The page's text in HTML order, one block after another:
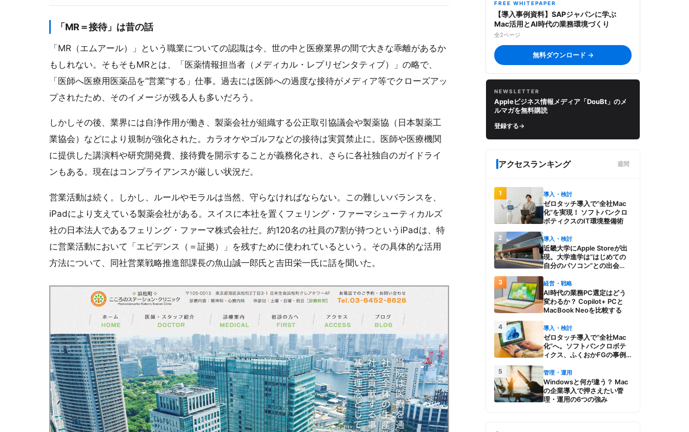
「MR＝接待」は昔の話
「MR（エムアール）」という職業についての認識は今、世の中と医療業界の間で大きな乖離があるか
もしれない。そもそもMRとは、「医薬情報担当者（メディカル・レプリゼンタティブ）」の略で、
「医師へ医療用医薬品を“営業”する」仕事。過去には医師への過度な接待がメディア等でクローズアッ
プされたため、そのイメージが残る人も多いだろう。
しかしその後、業界には自浄作用が働き、製薬会社が組織する公正取引協議会や製薬協（日本製薬工
業協会）などにより規制が強化された。カラオケやゴルフなどの接待は実質禁止に。医師や医療機関
に提供した講演料や研究開発費、接待費を開示することが義務化され、さらに各社独自のガイドライ
ンもある。現在はコンプライアンスが厳しい状況だ。
営業活動は続く。しかし、ルールやモラルは当然、守らなければならない。この難しいバランスを、
iPadにより支えている製薬会社がある。スイスに本社を置くフェリング・ファーマシューティカルズ
社の日本法人であるフェリング・ファーマ株式会社だ。約120名の社員の7割が持つというiPadは、特
に営業活動において「エビデンス（＝証拠）」を残すために使われているという。その具体的な活用
方法について、同社営業戦略推進部課長の魚山誠一郎氏と吉田栄一氏に話を聞いた。
FREE WHITEPAPER
【導入事例資料】SAPジャパンに学ぶ
Mac活用とAI時代の業務環境づくり
全2ページ
無料ダウンロード →
NEWSLETTER
Appleビジネス情報メディア「DouBt」のメ
ルマガを無料購読
登録する→
アクセスランキング 週間
1 導入・検討
ゼロタッチ導入で“全社Mac
化”を実現！ ソフトバンクロ
ボティクスのIT環境整備術
2 導入・検討
近畿大学にApple Storeが出
現。大学進学は“はじめての
自分のパソコン”との出会
楽しさを、夏のオープンキャ
ンパスでアピール
3 経営・戦略
AI時代の業務PC選定はどう
変わるか？ Copilot+ PCと
MacBook Neoを比較する
4 導入・検討
ゼロタッチ導入で“全社Mac
化”へ。ソフトバンクロボテ
ィクス、ふくおかFGの事例
週のAppleビジネストレン
ド】
5 管理・運用
Windowsと何が違う？ Mac
の企業導入で押さえたい管
理・運用の6つの強み